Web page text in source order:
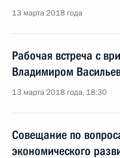
13 марта 2018 года
Рабочая встреча с
Владимиром
13 марта 2018 года, 18:30
Совещание по
экономического